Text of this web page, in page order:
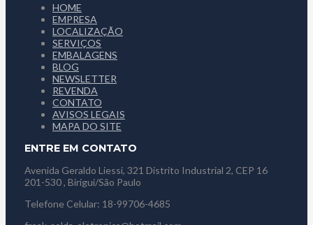
HOME
EMPRESA
LOCALIZAÇÃO
SERVIÇOS
EMBALAGENS
BLOG
NEWSLETTER
REVENDA
CONTATO
AVISOS LEGAIS
MAPA DO SITE
ENTRE EM CONTATO
Avenida Geraldo Liessi, 321 Distrito Industrial 2, CEP 16
201-530 , Birigui/São Paulo
Telefone Celular: 18-99706-4685